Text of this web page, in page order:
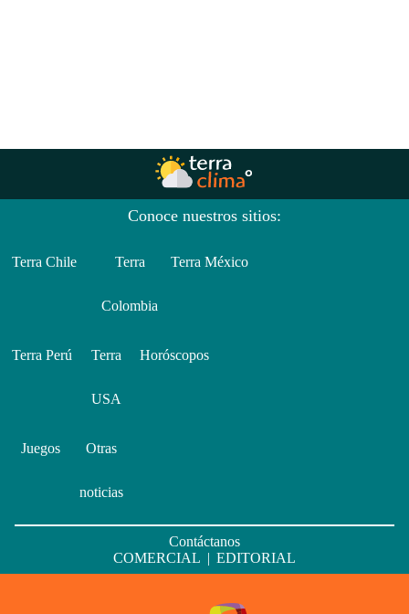
Conoce nuestros sitios:
Terra Chile Terra
Colombia
Terra México
Terra Perú Terra
USA
Horóscopos
Juegos Otras
noticias
Contáctanos
COMERCIAL | EDITORIAL